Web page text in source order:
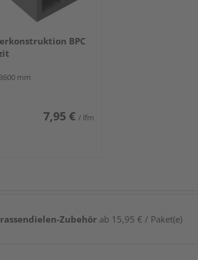
BPC
mm
7,95 € / lfm
Zubehör ab 15,95 € / Paket(e)